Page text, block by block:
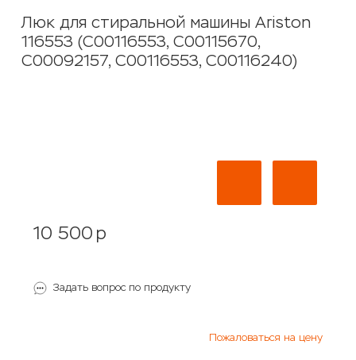
Люк для стиральной машины Ariston
116553 (C00116553, C00115670,
C00092157, C00116553, C00116240)
10 500 p
Задать вопрос по продукту
Пожаловаться на цену